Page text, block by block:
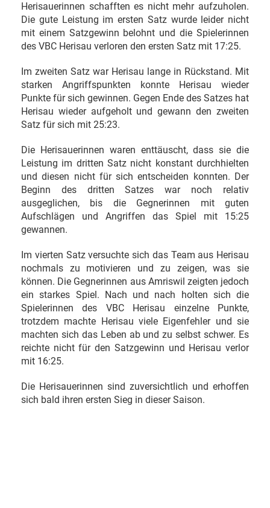
Herisauerinnen schafften es nicht mehr aufzuholen.
Die gute Leistung im ersten Satz wurde leider nicht
mit einem Satzgewinn belohnt und die Spielerinnen
des VBC Herisau verloren den ersten Satz mit 17:25.
Im zweiten Satz war Herisau lange in Rückstand. Mit
starken Angriffspunkten konnte Herisau wieder
Punkte für sich gewinnen. Gegen Ende des Satzes hat
Herisau wieder aufgeholt und gewann den zweiten
Satz für sich mit 25:23.
Die Herisauerinnen waren enttäuscht, dass sie die
Leistung im dritten Satz nicht konstant durchhielten
und diesen nicht für sich entscheiden konnten. Der
Beginn des dritten Satzes war noch relativ
ausgeglichen, bis die Gegnerinnen mit guten
Aufschlägen und Angriffen das Spiel mit 15:25
gewannen.
Im vierten Satz versuchte sich das Team aus Herisau
nochmals zu motivieren und zu zeigen, was sie
können. Die Gegnerinnen aus Amriswil zeigten jedoch
ein starkes Spiel. Nach und nach holten sich die
Spielerinnen des VBC Herisau einzelne Punkte,
trotzdem machte Herisau viele Eigenfehler und sie
machten sich das Leben ab und zu selbst schwer. Es
reichte nicht für den Satzgewinn und Herisau verlor
mit 16:25.
Die Herisauerinnen sind zuversichtlich und erhoffen
sich bald ihren ersten Sieg in dieser Saison.